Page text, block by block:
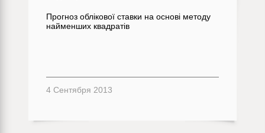
Прогноз облікової ставки на основі методу
найменших квадратів
4 Сентября 2013